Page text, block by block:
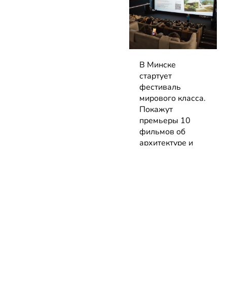
В Минске
стартует
фестиваль
мирового класса.
Покажут
премьеры 10
фильмов об
архитектуре и